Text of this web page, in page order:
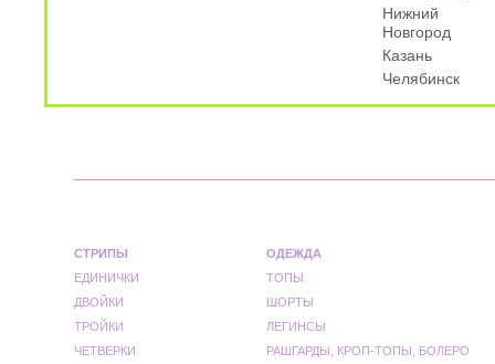
Нижний
Новгород
Казань
Челябинск
СТРИПЫ
ЕДИНИЧКИ
ДВОЙКИ
ТРОЙКИ
ЧЕТВЕРКИ
ОДЕЖДА
ТОПЫ
ШОРТЫ
ЛЕГИНСЫ
РАШГАРДЫ, КРОП-ТОПЫ, БОЛЕРО